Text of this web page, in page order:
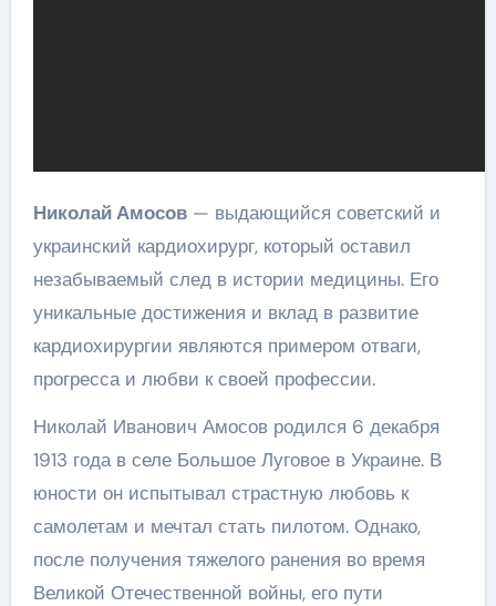
Николай Амосов— выдающийся советский и
украинский кардиохирург, который оставил
незабываемый след в истории медицины. Его
уникальные достижения и вклад в развитие
кардиохирургии являются примером отваги,
прогресса и любви к своей профессии.
Николай Иванович Амосов родился 6 декабря
1913 года в селе Большое Луговое в Украине. В
юности он испытывал страстную любовь к
самолетам и мечтал стать пилотом. Однако,
после получения тяжелого ранения во время
Великой Отечественной войны, его пути